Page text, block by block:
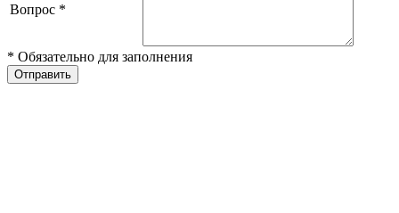
Вопрос *
* Обязательно для заполнения
Отправить